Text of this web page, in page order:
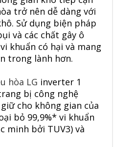
trở nên dễ dàng với
Sử dụng biện pháp
và các chất gây ô
khuẩn có hại và mang
trong lành hơn.
hòa LG inverter 1
bị công nghệ
cho không gian của
bỏ 99,9%* vi khuẩn
minh bởi TUV3) và